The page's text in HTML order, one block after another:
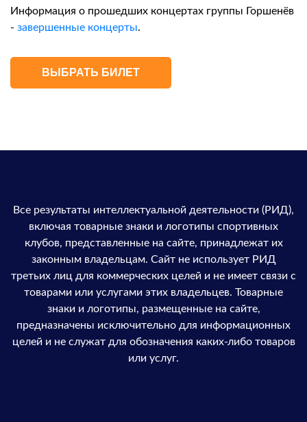
Информация о прошедших концертах группы Горшенёв
- завершенные концерты.
ВЫБРАТЬ БИЛЕТ
Все результаты интеллектуальной деятельности (РИД),
включая товарные знаки и логотипы спортивных
клубов, представленные на сайте, принадлежат их
законным владельцам. Сайт не использует РИД
третьих лиц для коммерческих целей и не имеет связи с
товарами или услугами этих владельцев. Товарные
знаки и логотипы, размещенные на сайте,
предназначены исключительно для информационных
целей и не служат для обозначения каких-либо товаров
или услуг.